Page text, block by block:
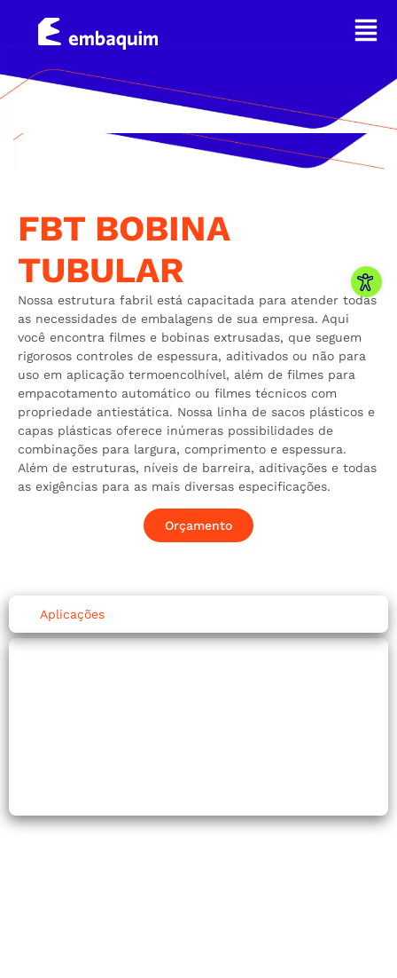
FBT BOBINA
TUBULAR
Nossa estrutura fabril está capacitada para atender todas
as necessidades de embalagens de sua empresa. Aqui
você encontra filmes e bobinas extrusadas, que seguem
rigorosos controles de espessura, aditivados ou não para
uso em aplicação termoencolhível, além de filmes para
empacotamento automático ou filmes técnicos com
propriedade antiestática. Nossa linha de sacos plásticos e
capas plásticas oferece inúmeras possibilidades de
combinações para largura, comprimento e espessura.
Além de estruturas, níveis de barreira, aditivações e todas
as exigências para as mais diversas especificações.
Orçamento
Aplicações
Abrir